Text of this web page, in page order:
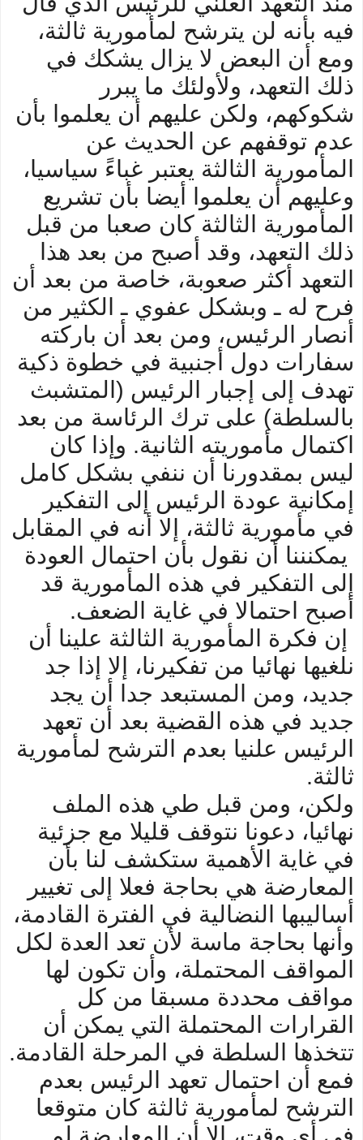
فيه بأنه لن يترشح لمأمورية ثالثة،
ومع أن البعض لا يزال يشكك في
ذلك التعهد، ولأولئك ما يبرر
شكوكهم، ولكن عليهم أن يعلموا بأن
عدم توقفهم عن الحديث عن
المأمورية الثالثة يعتبر غباءً سياسيا،
وعليهم أن يعلموا أيضا بأن تشريع
المأمورية الثالثة كان صعبا من قبل
ذلك التعهد، وقد أصبح من بعد هذا
التعهد أكثر صعوبة، خاصة من بعد أن
فرح له ـ وبشكل عفوي ـ الكثير من
أنصار الرئيس، ومن بعد أن باركته
سفارات دول أجنبية في خطوة ذكية
تهدف إلى إجبار الرئيس (المتشبث
بالسلطة) على ترك الرئاسة من بعد
اكتمال مأموريته الثانية. وإذا كان
ليس بمقدورنا أن ننفي بشكل كامل
إمكانية عودة الرئيس إلى التفكير
في مأمورية ثالثة، إلا أنه في المقابل
يمكنننا أن نقول بأن احتمال العودة
إلى التفكير في هذه المأمورية قد
أصبح احتمالا في غاية الضعف.
إن فكرة المأمورية الثالثة علينا أن
نلغيها نهائيا من تفكيرنا، إلا إذا جد
جديد، ومن المستبعد جدا أن يجد
جديد في هذه القضية بعد أن تعهد
الرئيس علنيا بعدم الترشح لمأمورية
ثالثة.
ولكن، ومن قبل طي هذه الملف
نهائيا، دعونا نتوقف قليلا مع جزئية
في غاية الأهمية ستكشف لنا بأن
المعارضة هي بحاجة فعلا إلى تغيير
أساليبها النضالية في الفترة القادمة،
وأنها بحاجة ماسة لأن تعد العدة لكل
المواقف المحتملة، وأن تكون لها
مواقف محددة مسبقا من كل
القرارات المحتملة التي يمكن أن
تتخذها السلطة في المرحلة القادمة.
فمع أن احتمال تعهد الرئيس بعدم
الترشح لمأمورية ثالثة كان متوقعا
في أي وقت، إلا أن المعارضة لم